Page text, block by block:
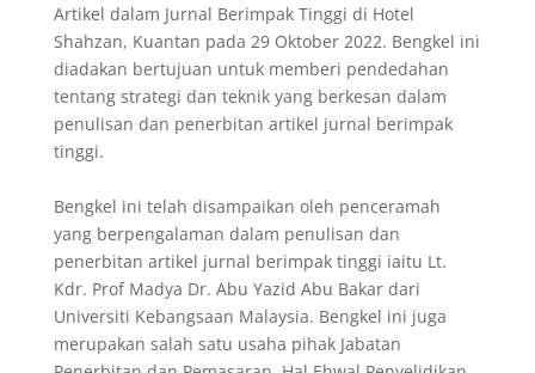
Artikel dalam Jurnal Berimpak Tinggi di Hotel
Shahzan, Kuantan pada 29 Oktober 2022. Bengkel ini
diadakan bertujuan untuk memberi pendedahan
tentang strategi dan teknik yang berkesan dalam
penulisan dan penerbitan artikel jurnal berimpak
tinggi.
Bengkel ini telah disampaikan oleh penceramah
yang berpengalaman dalam penulisan dan
penerbitan artikel jurnal berimpak tinggi iaitu Lt.
Kdr. Prof Madya Dr. Abu Yazid Abu Bakar dari
Universiti Kebangsaan Malaysia. Bengkel ini juga
merupakan salah satu usaha pihak Jabatan